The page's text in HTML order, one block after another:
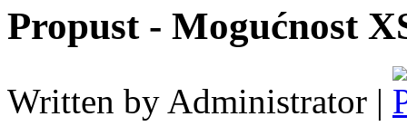
Propust - Mogućnost
Written by Administrator |